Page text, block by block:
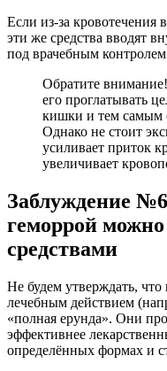
Если из-за кровотечения
эти же средства вводят
под врачебным
Обратите
его проглатывать
кишки и тем самым
Однако не стоит
усиливает приток
увеличивает
Заблуждение
геморрой
средствами
Не будем утверждать,
лечебным действием
«полная ерунда». Они
эффективнее
определённых формах и